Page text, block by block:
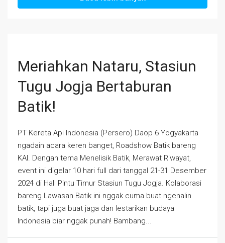
Meriahkan Nataru, Stasiun
Tugu Jogja Bertaburan
Batik!
PT Kereta Api Indonesia (Persero) Daop 6 Yogyakarta
ngadain acara keren banget, Roadshow Batik bareng
KAI. Dengan tema Menelisik Batik, Merawat Riwayat,
event ini digelar 10 hari full dari tanggal 21-31 Desember
2024 di Hall Pintu Timur Stasiun Tugu Jogja. Kolaborasi
bareng Lawasan Batik ini nggak cuma buat ngenalin
batik, tapi juga buat jaga dan lestarikan budaya
Indonesia biar nggak punah! Bambang...